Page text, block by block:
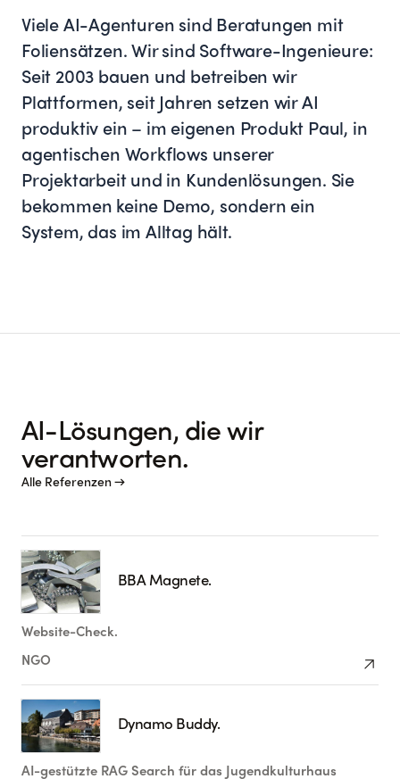
Viele AI-Agenturen sind Beratungen mit
Foliensätzen. Wir sind Software-Ingenieure:
Seit 2003 bauen und betreiben wir
Plattformen, seit Jahren setzen wir AI
produktiv ein – im eigenen Produkt Paul, in
agentischen Workflows unserer
Projektarbeit und in Kundenlösungen. Sie
bekommen keine Demo, sondern ein
System, das im Alltag hält.
AI-Lösungen, die wir
verantworten.
Alle Referenzen →
BBA Magnete.
Website-Check.
NGO arrow_outward
Dynamo Buddy.
AI-gestützte RAG Search für das Jugendkulturhaus